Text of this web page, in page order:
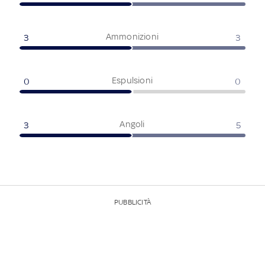
Ammonizioni
3 3
Espulsioni
0 0
Angoli
3 5
PUBBLICITÀ